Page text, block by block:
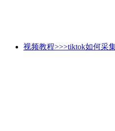
视频教程>>>tiktok如何采